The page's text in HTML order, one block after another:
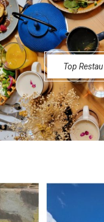
Top Restau